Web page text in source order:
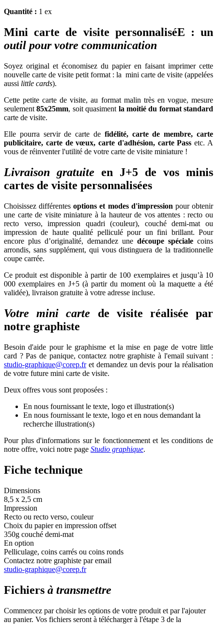
Quantité : 1 ex
Mini carte de visite personnaliséE : un
outil pour votre communication
Soyez original et économisez du papier en faisant imprimer cette
nouvelle carte de visite petit format : la mini carte de visite (appelées
aussi little cards).
Cette petite carte de visite, au format malin très en vogue, mesure
seulement85x25mm, soit quasiment la moitié du format standard
carte de visite.
Elle pourra servir de carte de fidélité, carte de membre, carte
publicitaire, carte de vœux, carte d'adhésion, carte Pass etc. A
vous de réinventer l'utilité de votre carte de visite miniature !
Livraison gratuite en J+5 de vos minis
cartes de visite personnalisées
Choisissez différentesoptions et modes d'impression pour obtenir
une carte de visite miniature à la hauteur de vos attentes : recto ou
recto verso, impression quadri (couleur), couché demi-mat ou
impression de haute qualité pelliculé pour un fini brillant. Pour
encore plus d’originalité, demandez une découpe spéciale coins
arrondis, sans supplément, qui vous distinguera de la traditionnelle
coupe carrée.
Ce produit est disponible à partir de 100 exemplaires et jusqu’à 10
000 exemplaires en J+5 (à partir du moment où la maquette a été
validée), livraison gratuite à votre adresse incluse.
Votre mini carte de visite réalisée par
notre graphiste
Besoin d'aide pour le graphisme et la mise en page de votre little
card ? Pas de panique, contactez notre graphiste à l'email suivant :
studio-graphique@corep.fret demandez un devis pour la réalisation
de votre future mini carte de visite.
Deux offres vous sont proposées :
En nous fournissant le texte, logo et illustration(s)
En nous fournissant le texte, logo et en nous demandant la
recherche illustration(s)
Pour plus d'informations sur le fonctionnement et les conditions de
notre offre, voici notre page Studio graphique.
Fiche technique
Dimensions
8,5 x 2,5 cm
Impression
Recto ou recto verso, couleur
Choix du papier en impression offset
350g couché demi-mat
En option
Pelliculage, coins carrés ou coins ronds
Contactez notre graphiste par email
studio-graphique@corep.fr
Fichiers à transmettre
Commencez par choisir les options de votre produit et par l'ajouter
au panier. Vos fichiers seront à télécharger à l'étape 3 de la